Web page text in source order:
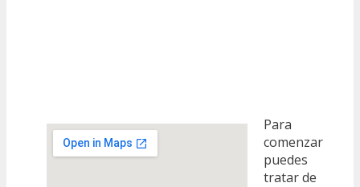
Para
comenzar
puedes
tratar de